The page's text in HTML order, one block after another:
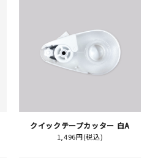
クイックテープカッター 白A
1,496円(税込)